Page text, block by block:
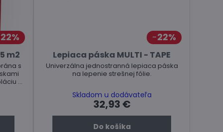
22%
m2
s
a
22%
Lepiaca páska MULTI - TAPE
Univerzálna jednostranná lepiaca páska
na lepenie strešnej fólie.
Skladom u dodávateľa
32,93 €
Do košíka